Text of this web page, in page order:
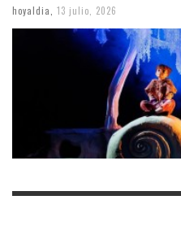
hoyaldia 13 julio, 2026